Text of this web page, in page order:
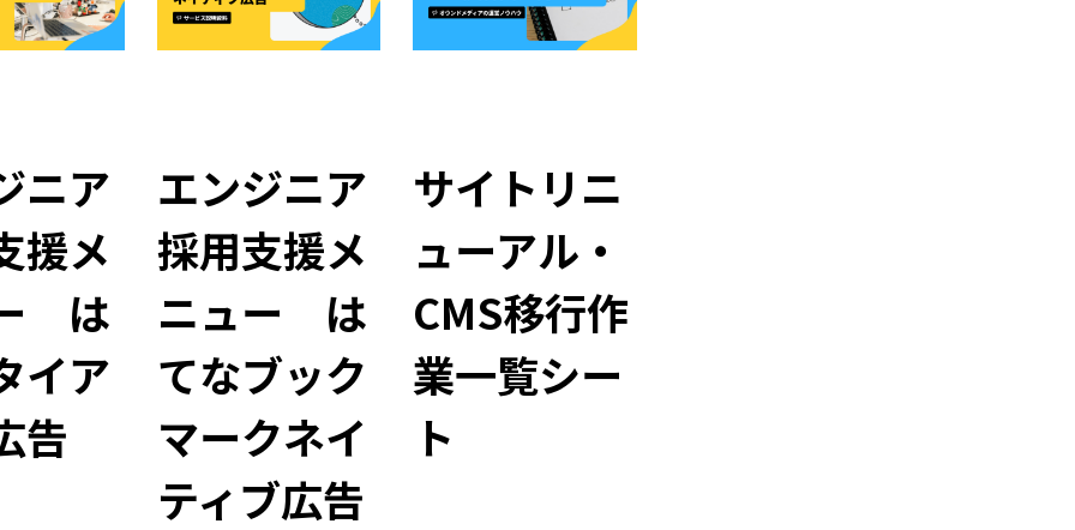
ニア
援メ
は
イア
告
エンジニア
採用支援メ
ニュー は
てなブック
マークネイ
ティブ広告
サイトリニ
ューアル・
CMS移行作
業一覧シー
ト